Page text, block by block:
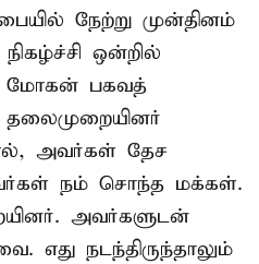
நேற்று முன்தினம்
ஒன்றில்
பகவத்
தலைமுறையினர்
அவர்கள் தேச
நம் சொந்த மக்கள்.
அவர்களுடன்
எது நடந்திருந்தாலும்